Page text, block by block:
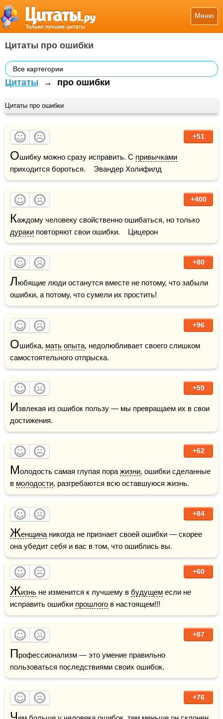
Меню
Цитаты про ошибки
Все картегории
Цитаты → про ошибки
Цитаты про ошибки
+51
Ошибку можно сразу исправить. С привычками
приходится бороться.    Эвандер Холифилд
+400
К
дураки повторяют свои ошибки.    Цицерон
+80
Любящие люди останутся вместе не потому, что забыли
ошибки, а потому, что сумели их простить!
+96
Ошибка, мать опыта, недолюбливает своего слишком
самостоятельного отпрыска.
+59
Извлекая из ошибок пользу — мы превращаем их в свои
достижения.
+62
Молодость самая глупая пора жизни, ошибки сделанные
в молодости, разгребаются всю оставшуюся жизнь.
+84
Женщина никогда не признает своей ошибки — скорее
она убедит себя и вас в том, что ошиблись вы.
+60
Жизнь не изменится к лучшему в будущем если не
исправить ошибки прошлого в настоящем!!!
+87
Профессионализм — это умение правильно
пользоваться последствиями своих ошибок.
+76
Ч